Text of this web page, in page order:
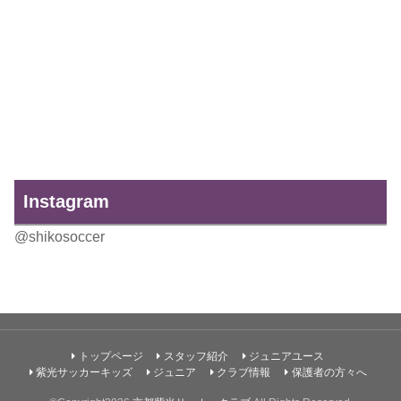
Instagram
@shikosoccer
トップページ スタッフ紹介
ジュニアユース
紫光サッカーキッズ
ジュニア クラブ情報 保護者の方々へ